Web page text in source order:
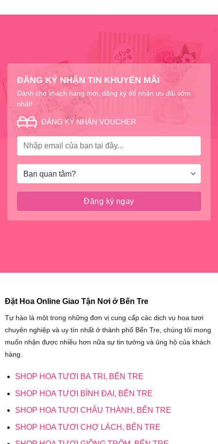
ĐĂNG KÝ NHẬN TIN KHUYẾN MÃI
Dành cho khách hàng mới, đăng ký để nhận ưu đãi sớm
nhất!
ĐĂNG KÝ NHẬN VOUCHER
Đặt Hoa Online Giao Tận Nơi ở Bến Tre
Tự hào là một trong những đơn vị cung cấp các dịch vụ hoa tươi
chuyên nghiệp và uy tín nhất ở thành phố Bến Tre, chúng tôi mong
muốn nhận được nhiều hơn nữa sự tin tưởng và ủng hộ của khách
hàng.
SHOP HOA TƯƠI BA TRI, BẾN TRE
SHOP HOA TƯƠI BÌNH ĐẠI, BẾN TRE
SHOP HOA TƯƠI CHÂU THÀNH, BẾN TRE
SHOP HOA TƯƠI CHỢ LÁCH, BẾN TRE